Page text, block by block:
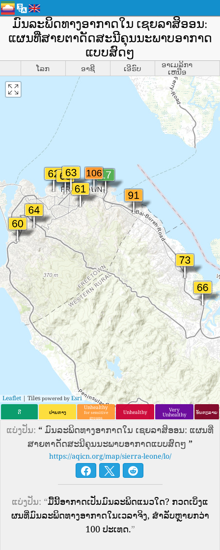
ມົນລະພິດທາງອາກາດໃນ ເຊຍລາສິອອນ:
ແຜນທີ່ສາຍຕາດັດສະນີຄຸນນະພາບອາກາດ
ແບບສົດໆ
ໂລກ ອາຊີ ເອີຣົບ ອາເມລິກາ
ເຫນືອ
Leaflet | Tiles powered by Esri
ດີ ປານກາງ
Unhealthy
for sensitive
groups
Unhealthy Very
Unhealthy ອັນຕະລາຍ
ແບ່ງປັນ: “ ມົນລະພິດທາງອາກາດໃນ ເຊຍລາສິອອນ: ແຜນທີ່
ສາຍຕາດັດສະນີຄຸນນະພາບອາກາດແບບສົດໆ ”
https://aqicn.org/map/sierra-leone/lo/
ແບ່ງປັນ: “ມື້ນີ້ອາກາດເປັນມົນລະພິດແນວໃດ? ກວດເບິ່ງແ
ຜນທີ່ມົນລະພິດທາງອາກາດໃນເວລາຈິງ, ສໍາລັບຫຼາຍກວ່າ
100 ປະເທດ.”